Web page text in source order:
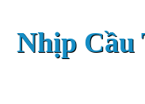
Nhịp Cầu